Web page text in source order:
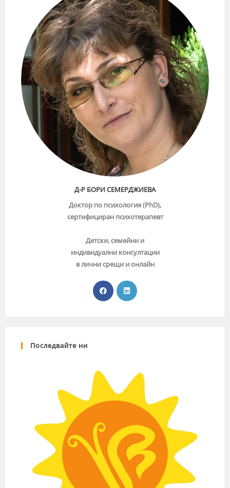
Д-Р БОРИ СЕМЕРДЖИЕВА
Доктор по психология (PhD),
сертифициран психотерапевт
Детски, семейни и
индивидуални консултации
в лични срещи и онлайн
Последвайте ни